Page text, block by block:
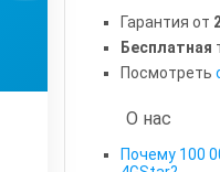
Гарантия от
Бесплатная
Посмотреть
О нас
Почему 100